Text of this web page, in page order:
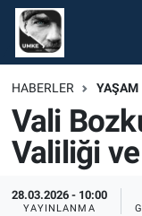
HABERLER YAŞAM
Vali
Valiliği
28.03.2026 - 10:00
YAYINLANMA
Gündem
Ekonomi
Spor
Magazin
Nöbetçi
Hava Durumu
Namaz
Trafik